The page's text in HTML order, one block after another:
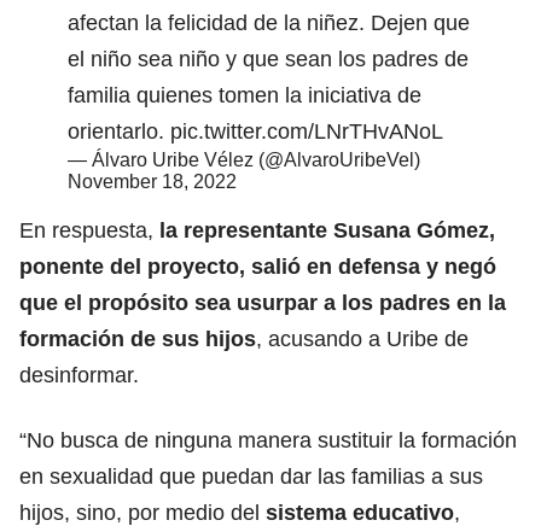
afectan la felicidad de la niñez. Dejen que
el niño sea niño y que sean los padres de
familia quienes tomen la iniciativa de
orientarlo. pic.twitter.com/LNrTHvANoL
— Álvaro Uribe Vélez (@AlvaroUribeVel)
November 18, 2022
En respuesta, la representante Susana Gómez,
ponente del proyecto, salió en defensa y negó
que el propósito sea usurpar a los padres en la
formación de sus hijos, acusando a Uribe de
desinformar.
“No busca de ninguna manera sustituir la formación
en sexualidad que puedan dar las familias a sus
hijos, sino, por medio del sistema educativo,